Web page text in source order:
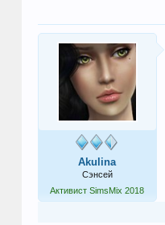
Akulina
Сэнсей
Активист SimsMix 2018